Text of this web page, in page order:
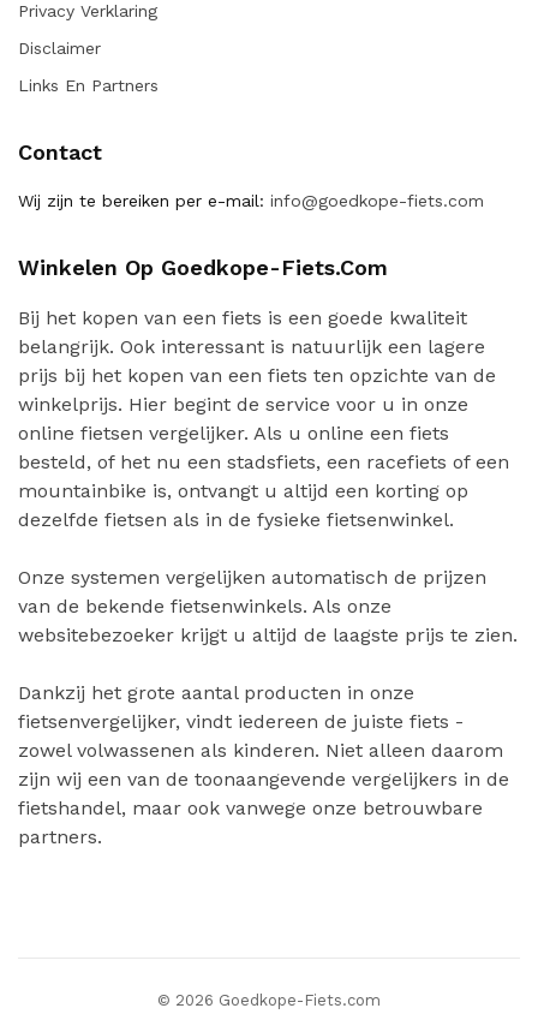
Privacy Verklaring
Disclaimer
Links En Partners
Contact
Wij zijn te bereiken per e-mail: info@goedkope-fiets.com
Winkelen Op Goedkope-Fiets.com
Bij het kopen van een fiets is een goede kwaliteit
belangrijk. Ook interessant is natuurlijk een lagere
prijs bij het kopen van een fiets ten opzichte van de
winkelprijs. Hier begint de service voor u in onze
online fietsen vergelijker. Als u online een fiets
besteld, of het nu een stadsfiets, een racefiets of een
mountainbike is, ontvangt u altijd een korting op
dezelfde fietsen als in de fysieke fietsenwinkel.
Onze systemen vergelijken automatisch de prijzen
van de bekende fietsenwinkels. Als onze
websitebezoeker krijgt u altijd de laagste prijs te zien.
Dankzij het grote aantal producten in onze
fietsenvergelijker, vindt iedereen de juiste fiets -
zowel volwassenen als kinderen. Niet alleen daarom
zijn wij een van de toonaangevende vergelijkers in de
fietshandel, maar ook vanwege onze betrouwbare
partners.
© 2026 Goedkope-Fiets.com